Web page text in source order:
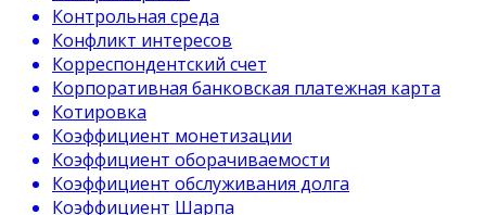
Контрольная среда
Конфликт интересов
Корреспондентский счет
Корпоративная банковская платежная карта
Котировка
Коэффициент монетизации
Коэффициент оборачиваемости
Коэффициент обслуживания долга
Коэффициент Шарпа